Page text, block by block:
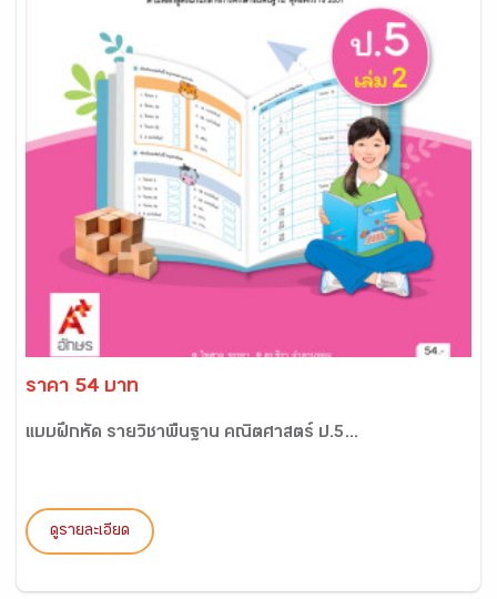
ราคา 54 บาท
แบบฝึกหัด รายวิชาพื้นฐาน คณิตศาสตร์ ป.5...
ดูรายละเอียด